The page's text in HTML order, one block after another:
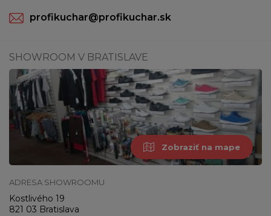
profikuchar@profikuchar.sk
SHOWROOM V BRATISLAVE
Zobraziť na mape
ADRESA SHOWROOMU
Kostlivého 19
821 03 Bratislava